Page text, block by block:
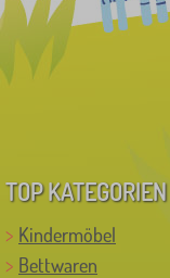
TOP KATEGORIEN
Kindermöbel
Bettwaren